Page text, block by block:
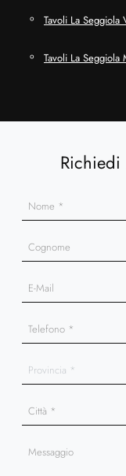
Tavoli La Seggiola
Tavoli La Seggiola